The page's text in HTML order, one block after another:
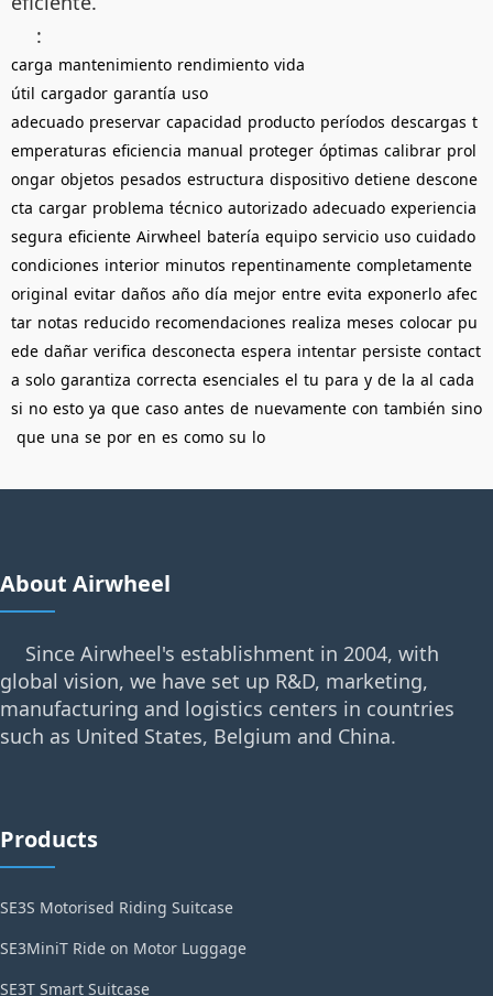
:
carga mantenimiento rendimiento vida
útil cargador garantía uso
adecuado preservar capacidad producto períodos descargas t
emperaturas eficiencia manual proteger óptimas calibrar prol
ongar objetos pesados estructura dispositivo detiene descone
cta cargar problema técnico autorizado adecuado experiencia
segura eficiente Airwheel batería equipo servicio uso cuidado
condiciones interior minutos repentinamente completamente
original evitar daños año día mejor entre evita exponerlo afec
tar notas reducido recomendaciones realiza meses colocar pu
ede dañar verifica desconecta espera intentar persiste contact
a solo garantiza correcta esenciales el tu para y de la al cada
si no esto ya que caso antes de nuevamente con también sino
que una se por en es como su lo
About Airwheel
Since Airwheel's establishment in 2004, with
global vision, we have set up R&D, marketing,
manufacturing and logistics centers in countries
such as United States, Belgium and China.
Products
SE3S Motorised Riding Suitcase
SE3MiniT Ride on Motor Luggage
SE3T Smart Suitcase